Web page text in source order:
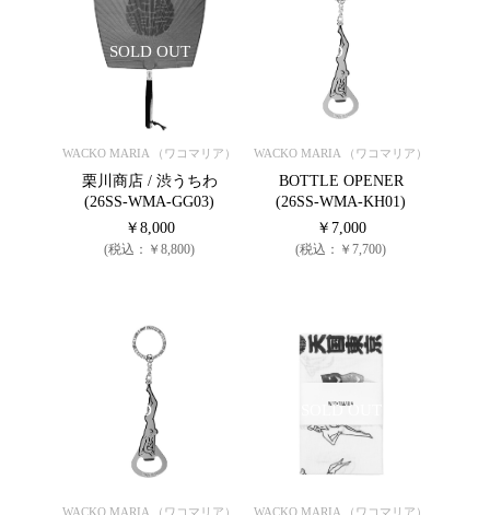
SOLD OUT
WACKO MARIA （ワコマリア）
栗川商店 / 渋うちわ
(26SS-WMA-GG03)
￥8,000
(税込：￥8,800)
SOLD OUT
WACKO MARIA （ワコマリア）
BOTTLE OPENER
(26SS-WMA-KH01)
￥7,000
(税込：￥7,700)
SOLD OUT
WACKO MARIA （ワコマリア）
SOLD OUT
WACKO MARIA （ワコマリア）